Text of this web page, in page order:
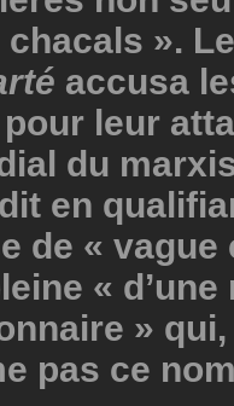
».
accusa
leur
du
en
de « vague
«
»
pas ce